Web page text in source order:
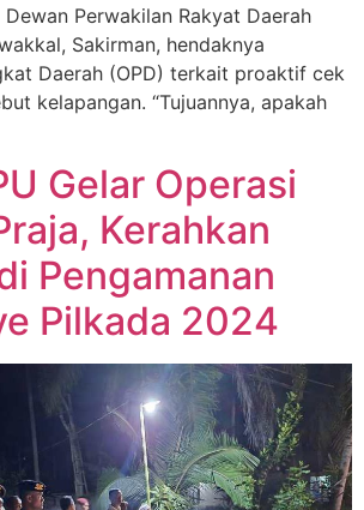
Dewan Perwakilan Rakyat Daerah
Sakirman, hendaknya
Daerah (OPD) terkait proaktif cek
kelapangan. “Tujuannya, apakah
Gelar Operasi
Kerahkan
Pengamanan
Pilkada 2024